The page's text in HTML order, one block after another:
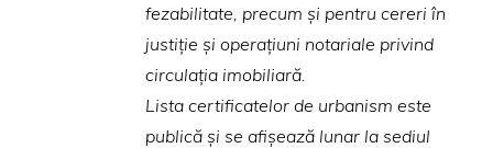
fezabilitate, precum şi pentru cereri în
justiţie şi operaţiuni notariale privind
circulaţia imobiliară.
Lista certificatelor de urbanism este
publică şi se afişează lunar la sediul